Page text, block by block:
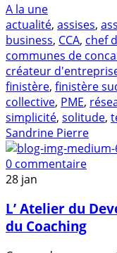
A la une
actualité, assises,
business, CCA, chef
communes de
créateur
finistère, finistère
collective, PME,
simplicité, solitude,
Sandrine Pierre
0 commentaire
28 jan
L’ Atelier du
du Coaching